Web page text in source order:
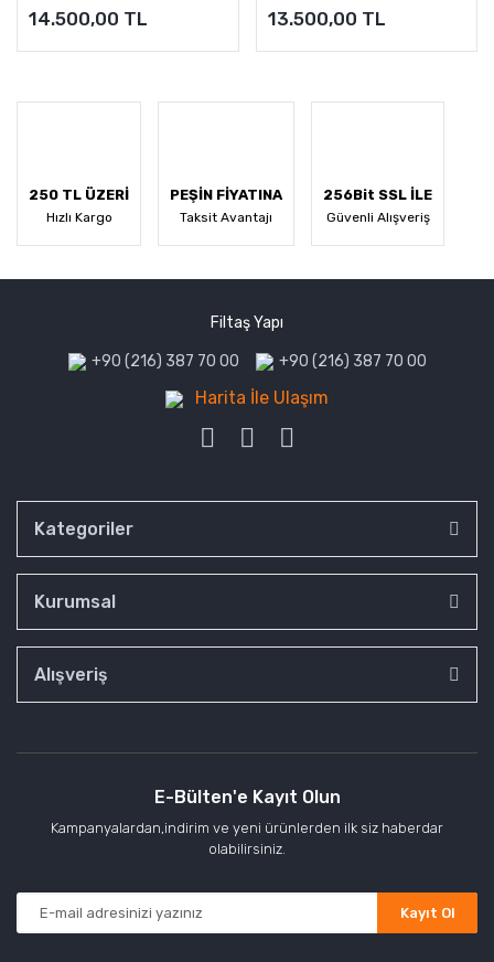
14.500,00 TL 13.500,00 TL
250 TL ÜZERİ
Hızlı Kargo
PEŞİN FİYATINA
Taksit Avantajı
256Bit SSL İLE
Güvenli Alışveriş
Filtaş Yapı
+90 (216) 387 70 00 +90 (216) 387 70 00
Harita İle Ulaşım
Kategoriler
Kurumsal
Alışveriş
E-Bülten'e Kayıt Olun
Kampanyalardan,indirim ve yeni ürünlerden ilk siz haberdar
olabilirsiniz.
Kayıt Ol